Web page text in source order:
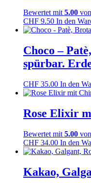
Bewertet mit5.00
CHF 9.50 In den
Choco –
spürbar.
CHF 35.00 In den
Rose Elixir
Bewertet mit 5.00
CHF 34.00 In den
Kakao,